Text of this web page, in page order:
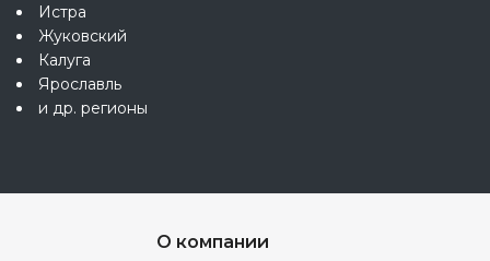
Истра
Жуковский
Калуга
Ярославль
и др. регионы
О компании